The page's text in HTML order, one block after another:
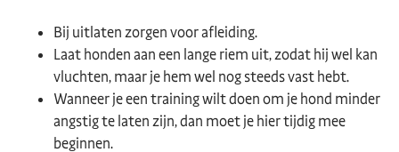
Bij uitlaten zorgen voor afleiding.
Laat honden aan een lange riem uit, zodat hij wel kan
vluchten, maar je hem wel nog steeds vast hebt.
Wanneer je een training wilt doen om je hond minder
angstig te laten zijn, dan moet je hier tijdig mee
beginnen.